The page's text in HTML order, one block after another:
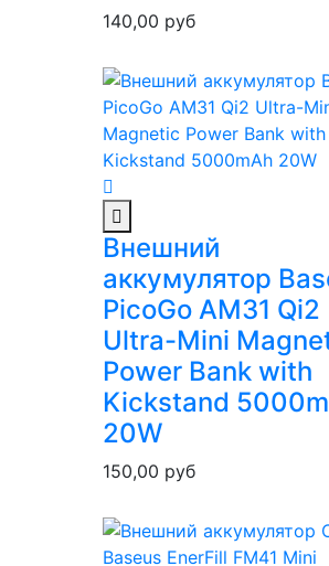
140,00 руб
Внешний
аккумулятор
PicoGo AM31 Qi2
Ultra-Mini
Power Bank with
Kickstand
20W
150,00 руб